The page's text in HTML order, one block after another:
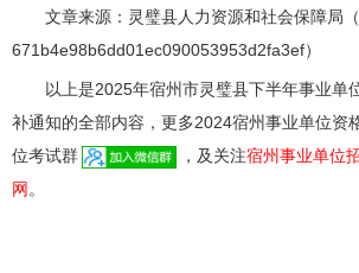
文章来源：灵璧县人力资源和社会保障局（
671b4e98b6dd01ec090053953d2fa3ef）
以上是2025年宿州市灵璧县下半年事业单
补通知的全部内容，更多2024宿州事业单位资
位考试群
，及关注宿州事业单位
网。